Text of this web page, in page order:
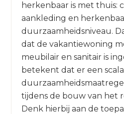
herkenbaar is met thuis:
aankleding en
duurzaamheidsniveau.
dat de vakantiewoning
meubilair en sanitair is
betekent dat er een
tijdens de bouw van het
Denk hierbij aan de